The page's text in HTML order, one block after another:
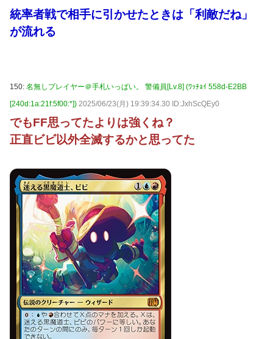
統率者戦で相手に引かせたときは「利敵だね」
が流れる
150: 名無しプレイヤー＠手札いっぱい。 警備員[Lv.8] (ﾜｯﾁｮｲ 558d-E2BB
[240d:1a:21f:5f00:*]) 2025/06/23(月) 19:39:34.30 ID:JxhScQEy0
でもFF思ってたよりは強くね？
正直ビビ以外全滅するかと思ってた